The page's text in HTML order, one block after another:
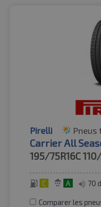
Pirelli Pneus
Carrier All
195/75R16C
C A 70
Comparer les